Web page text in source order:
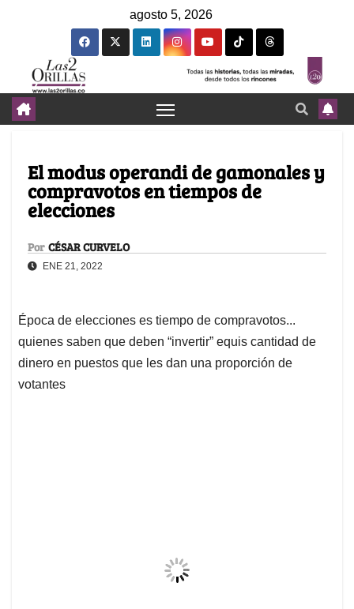
agosto 5, 2026
El modus operandi de gamonales y
compravotos en tiempos de
elecciones
Por CÉSAR CURVELO
ENE 21, 2022
Época de elecciones es tiempo de compravotos...
quienes saben que deben “invertir” equis cantidad de
dinero en puestos que les dan una proporción de
votantes